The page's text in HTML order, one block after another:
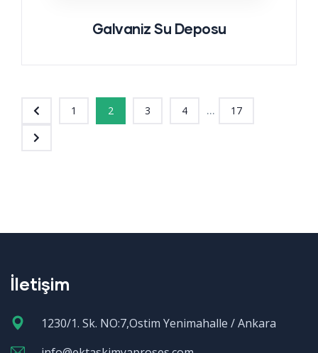
Galvaniz Su Deposu
1 2 3 4 ... 17
İletişim
1230/1. Sk. NO:7,Ostim Yenimahalle / Ankara